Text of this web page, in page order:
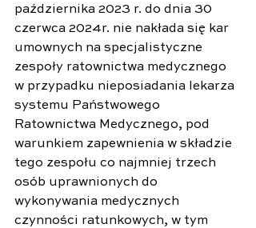
października 2023 r. do dnia 30
czerwca 2024r. nie nakłada się kar
umownych na specjalistyczne
zespoły ratownictwa medycznego
w przypadku nieposiadania lekarza
systemu Państwowego
Ratownictwa Medycznego, pod
warunkiem zapewnienia w składzie
tego zespołu co najmniej trzech
osób uprawnionych do
wykonywania medycznych
czynności ratunkowych, w tym